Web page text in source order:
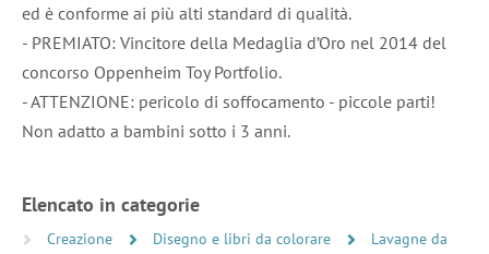
ed è conforme ai più alti standard di qualità.
- PREMIATO: Vincitore della Medaglia d’Oro nel 2014 del
concorso Oppenheim Toy Portfolio.
- ATTENZIONE: pericolo di soffocamento - piccole parti!
Non adatto a bambini sotto i 3 anni.
Elencato in categorie
Creazione Disegno e libri da colorare
Lavagne da